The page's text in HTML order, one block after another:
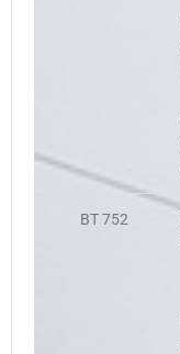
BT 752